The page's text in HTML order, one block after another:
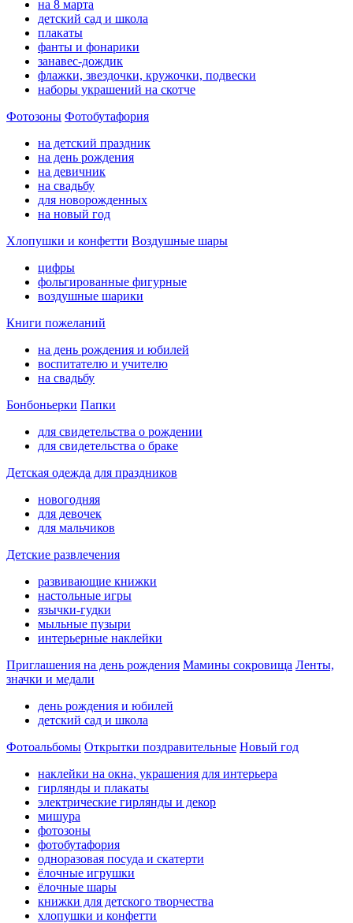
на 8 марта
детский сад и школа
плакаты
фанты и фонарики
занавес-дождик
флажки, звездочки, кружочки, подвески
наборы украшений на скотче
Фотозоны Фотобутафория
на детский праздник
на день рождения
на девичник
на свадьбу
для новорожденных
на новый год
Хлопушки и конфетти Воздушные шары
цифры
фольгированные фигурные
воздушные шарики
Книги пожеланий
на день рождения и юбилей
воспитателю и учителю
на свадьбу
Бонбоньерки Папки
для свидетельства о рождении
для свидетельства о браке
Детская одежда для праздников
новогодняя
для девочек
для мальчиков
Детские развлечения
развивающие книжки
настольные игры
язычки-гудки
мыльные пузыри
интерьерные наклейки
Приглашения на день рождения Мамины сокровища Ленты,
значки и медали
день рождения и юбилей
детский сад и школа
Фотоальбомы Открытки поздравительные Новый год
наклейки на окна, украшения для интерьера
гирлянды и плакаты
электрические гирлянды и декор
мишура
фотозоны
фотобутафория
одноразовая посуда и скатерти
ёлочные игрушки
ёлочные шары
книжки для детского творчества
хлопушки и конфетти